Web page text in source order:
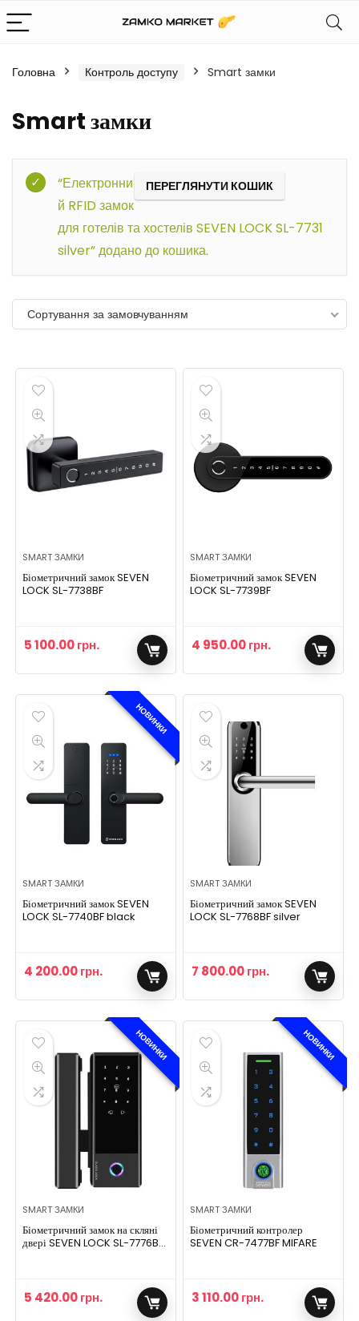
Головна Контроль доступу Smart замки
Smart замки
ПЕРЕГЛЯНУТИ КОШИК
“Електронни
й RFID замок
для готелів та хостелів SEVEN LOCK SL-7731
silver” додано до кошика.
Сортування за замовчуванням
SMART ЗАМКИ
Біометричний замок SEVEN
LOCK SL-7738BF
5 100.00грн.
SMART ЗАМКИ
Біометричний замок SEVEN
LOCK SL-7739BF
4 950.00грн.
НОВИНКИ
SMART ЗАМКИ
Біометричний замок SEVEN
LOCK SL-7740BF black
4 200.00грн.
SMART ЗАМКИ
Біометричний замок SEVEN
LOCK SL-7768BF silver
7 800.00грн.
НОВИНКИ
SMART ЗАМКИ
Біометричний замок на скляні
двері SEVEN LOCK SL-7776BF
5 420.00грн.
НОВИНКИ
SMART ЗАМКИ
Біометричний контролер
SEVEN CR-7477BF MIFARE
3 110.00грн.